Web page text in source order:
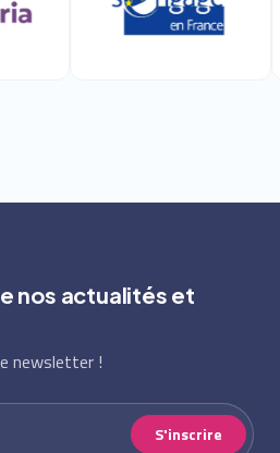
nos actualités et
newsletter !
S'inscrire